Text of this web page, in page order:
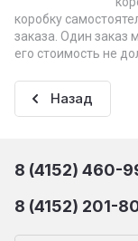
коробку
заказа. Один заказ
его стоимость не
Назад
8 (4152) 460-
8 (4152) 201-